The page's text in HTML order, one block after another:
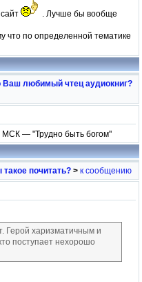
. Лучше бы вообще
что по определенной тематике
Ваш любимый чтец аудиокниг?
МСК — "Трудно быть богом"
такое почитать? > к сообщению
Герой харизматичным и
поступает нехорошо